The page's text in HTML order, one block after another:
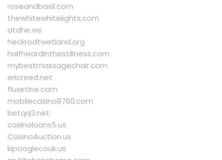
roseandbasil.com
thewhitewhitelights.com
atdhe.ws
heckrodtwetland.org
halfheardinthestillness.com
mybestmassagechair.com
ericreed.net
fluxetine.com
mobilecasino8760.com
betqq3.net
casinoloans5.us
CasinoAuction.us
kipooglecouk.us